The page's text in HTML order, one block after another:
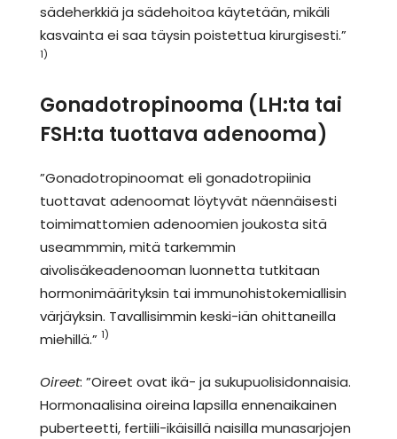
sädeherkkiä ja sädehoitoa käytetään, mikäli
kasvainta ei saa täysin poistettua kirurgisesti.”
1)
Gonadotropinooma (LH:ta tai
FSH:ta tuottava adenooma)
”Gonadotropinoomat eli gonadotropiinia
tuottavat adenoomat löytyvät näennäisesti
toimimattomien adenoomien joukosta sitä
useammmin, mitä tarkemmin
aivolisäkeadenooman luonnetta tutkitaan
hormonimäärityksin tai immunohistokemiallisin
värjäyksin. Tavallisimmin keski-iän ohittaneilla
miehillä.” 1)
Oireet: ”Oireet ovat ikä- ja sukupuolisidonnaisia.
Hormonaalisina oireina lapsilla ennenaikainen
puberteetti, fertiili-ikäisillä naisilla munasarjojen